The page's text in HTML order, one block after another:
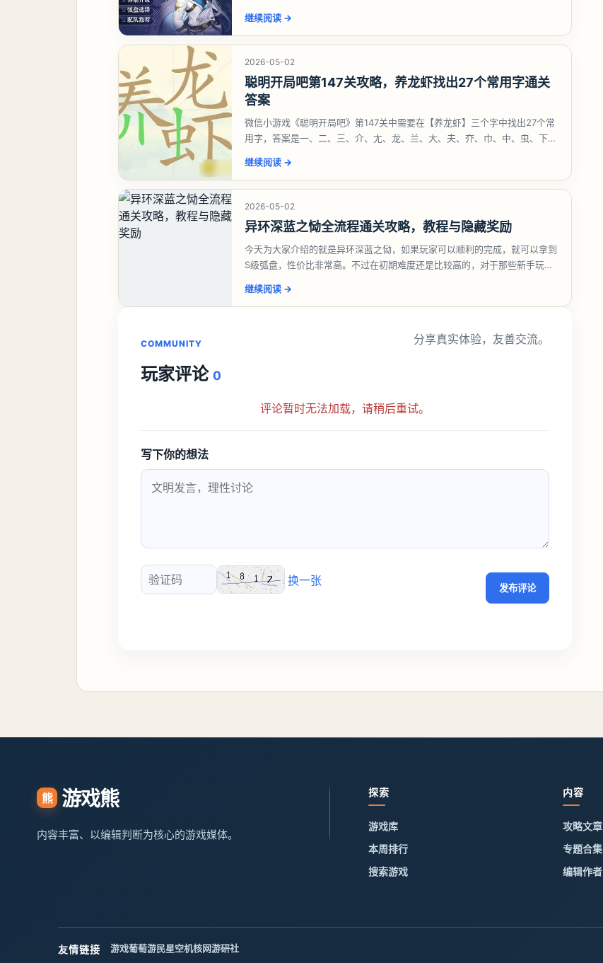
继续阅读 →
2026-05-02
聪明开局吧第147关攻略，养龙虾找出27个常用字通关
答案
微信小游戏《聪明开局吧》第147关中需要在【养龙虾】三个字中找出27个常
用字，答案是一、二、三、介、尢、龙、兰、大、夫、夰、巾、中、虫、下、
继续阅读 →
2026-05-02
异环深蓝之恸全流程通关攻略，教程与隐藏奖励
今天为大家介绍的就是异环深蓝之恸，如果玩家可以顺利的完成，就可以拿到
S级弧盘，性价比非常高。不过在初期难度还是比较高的，对于那些新手玩家
继续阅读 →
COMMUNITY
玩家评论 0
分享真实体验，友善交流。
评论暂时无法加载，请稍后重试。
写下你的想法
验证码
换一张
发布评论
熊 游戏熊
内容丰富、以编辑判断为核心的游戏媒体。
探索
游戏库
本周排行
搜索游戏
内容
攻略文章
专题合集
编辑作者
友情链接 游戏葡萄游民星空机核网游研社